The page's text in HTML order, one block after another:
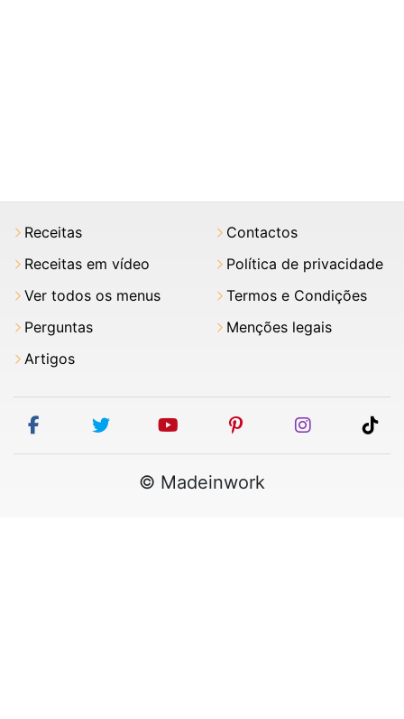
Receitas
Receitas em vídeo
Ver todos os menus
Perguntas
Artigos
Contactos
Política de privacidade
Termos e Condições
Menções legais
facebooktwitter youtubepinterestinstagram
© Madeinwork